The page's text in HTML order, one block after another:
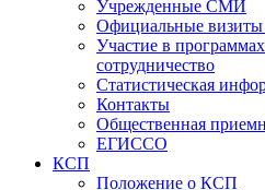
Учрежденные СМИ
Официальные визиты
Участие в
сотрудничество
Статистическая
Контакты
Общественная
ЕГИССО
КСП
Положение о КСП